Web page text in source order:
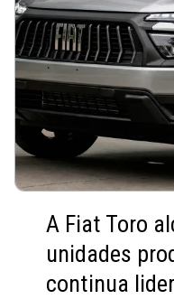
A Fiat Toro
unidades
continua